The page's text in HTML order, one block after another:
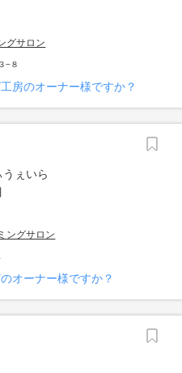
グサロン
−８
房のオーナー様ですか？
ングサロン
オーナー様ですか？